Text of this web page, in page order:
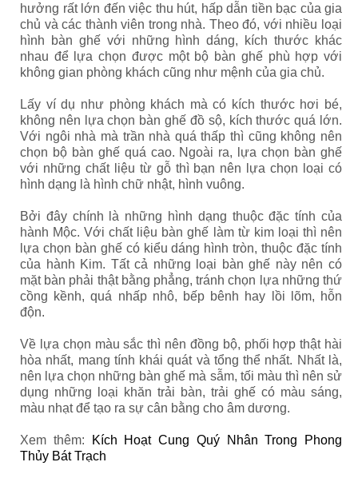
hưởng rất lớn đến việc thu hút, hấp dẫn tiền bạc của gia
chủ và các thành viên trong nhà. Theo đó, với nhiều loại
hình bàn ghế với những hình dáng, kích thước khác
nhau để lựa chọn được một bộ bàn ghế phù hợp với
không gian phòng khách cũng như mệnh của gia chủ.
Lấy ví dụ như phòng khách mà có kích thước hơi bé,
không nên lựa chọn bàn ghế đồ sộ, kích thước quá lớn.
Với ngôi nhà mà trần nhà quá thấp thì cũng không nên
chọn bộ bàn ghế quá cao. Ngoài ra, lựa chọn bàn ghế
với những chất liệu từ gỗ thì bạn nên lựa chọn loại có
hình dạng là hình chữ nhật, hình vuông.
Bởi đây chính là những hình dạng thuộc đặc tính của
hành Mộc. Với chất liệu bàn ghế làm từ kim loại thì nên
lựa chọn bàn ghế có kiểu dáng hình tròn, thuộc đặc tính
của hành Kim. Tất cả những loại bàn ghế này nên có
mặt bàn phải thật bằng phẳng, tránh chọn lựa những thứ
cồng kềnh, quá nhấp nhô, bếp bênh hay lồi lõm, hỗn
độn.
Về lựa chọn màu sắc thì nên đồng bộ, phối hợp thật hài
hòa nhất, mang tính khái quát và tổng thể nhất. Nhất là,
nên lựa chọn những bàn ghế mà sẫm, tối màu thì nên sử
dụng những loại khăn trải bàn, trải ghế có màu sáng,
màu nhạt để tạo ra sự cân bằng cho âm dương.
Xem thêm:
Kích Hoạt Cung Quý Nhân Trong Phong
Thủy Bát Trạch